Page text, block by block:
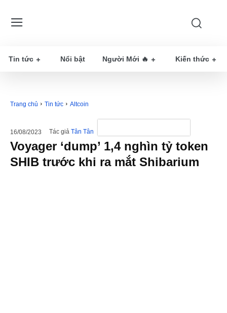
Tin tức Nổi bật Người Mới 🔥 Kiến thức
Trang chủ Tin tức Altcoin
16/08/2023 Tác giả Tân Tân
Voyager ‘dump’ 1,4 nghìn tỷ token
SHIB trước khi ra mắt Shibarium